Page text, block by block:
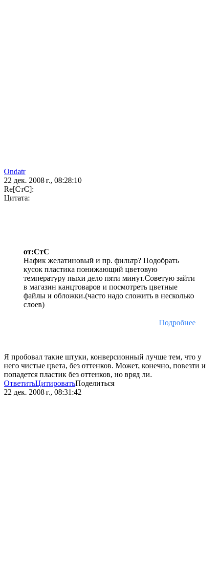
Ondatr
22 дек. 2008 г., 08:28:10
Re[СтС]:
Цитата:
от:СтС
Нафик желатиновый и пр. фильтр? Подобрать
кусок пластика понижающий цветовую
температуру пыхи дело пяти минут.Советую зайти
в магазин канцтоваров и посмотреть цветные
файлы и обложки.(часто надо сложить в несколько
слоев)
Подробнее
Я пробовал такие штуки, конверсионный лучше тем, что у
него чистые цвета, без оттенков. Может, конечно, повезти и
попадется пластик без оттенков, но вряд ли.
ОтветитьЦитироватьПоделиться
22 дек. 2008 г., 08:31:42